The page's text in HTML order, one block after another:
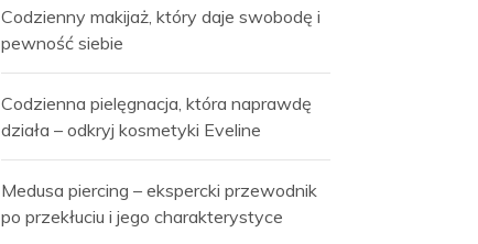
Codzienny makijaż, który daje swobodę i
pewność siebie
Codzienna pielęgnacja, która naprawdę
działa – odkryj kosmetyki Eveline
Medusa piercing – ekspercki przewodnik
po przekłuciu i jego charakterystyce